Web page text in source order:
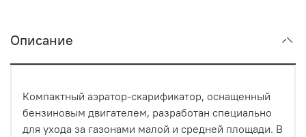
Описание
Компактный аэратор-скарификатор, оснащенный
бензиновым двигателем, разработан специально
для ухода за газонами малой и средней площади. В